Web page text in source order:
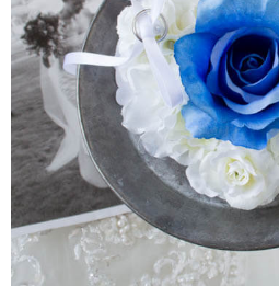
まし
た】
（ハー
ト型）
グリー
ンアジ
サイベ
ースの
ホワイ
トロー
ズとブ
ルーロ
ーズの
リング